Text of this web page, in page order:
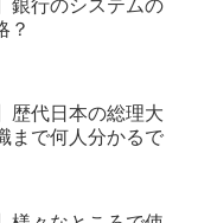
銀行のシステムの
？
歴代日本の総理大
まで何人分かるで